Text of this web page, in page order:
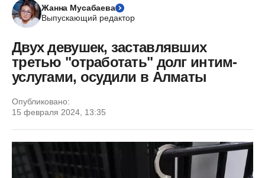
Жанна Мусабаева
Выпускающий редактор
Двух девушек, заставлявших
третью "отработать" долг интим-
услугами, осудили в Алматы
Опубликовано:
15 февраля 2024, 13:35